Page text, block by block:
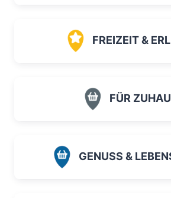
FREIZEIT &
FÜR
GENUSS &